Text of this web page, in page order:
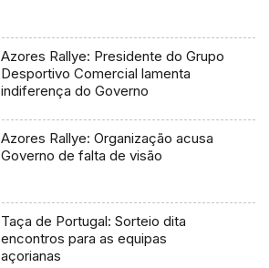
Azores Rallye: Presidente do Grupo
Desportivo Comercial lamenta
indiferença do Governo
Azores Rallye: Organização acusa
Governo de falta de visão
Taça de Portugal: Sorteio dita
encontros para as equipas
açorianas